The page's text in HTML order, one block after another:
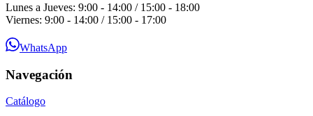
Lunes a Jueves: 9:00 - 14:00 / 15:00 - 18:00
Viernes: 9:00 - 14:00 / 15:00 - 17:00
WhatsApp
Navegación
Catálogo